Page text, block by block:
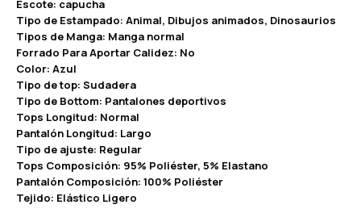
Escote: capucha
Tipo de Estampado: Animal, Dibujos animados, Dinosaurios
Tipos de Manga: Manga normal
Forrado Para Aportar Calidez: No
Color: Azul
Tipo de top: Sudadera
Tipo de Bottom: Pantalones deportivos
Tops Longitud: Normal
Pantalón Longitud: Largo
Tipo de ajuste: Regular
Tops Composición: 95% Poliéster, 5% Elastano
Pantalón Composición: 100% Poliéster
Tejido: Elástico Ligero